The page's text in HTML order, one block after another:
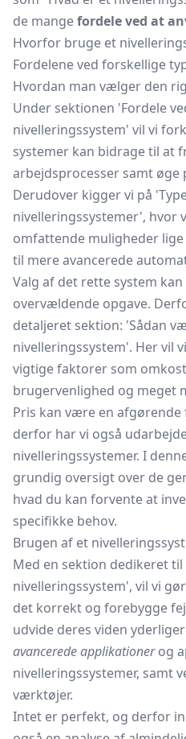
de mangefordele ved at
Hvorfor bruge et
Fordelene ved forskellige
Hvordan man vælger den
Under sektionen 'Fordele
nivelleringssystem' vil vi
systemer kan bidrage til at
arbejdsprocesser samt
Derudover kigger vi på
nivelleringssystemer', hvor
omfattende muligheder
til mere avancerede
Valg af det rette system
overvældende opgave.
detaljeret sektion: 'Sådan
nivelleringssystem'. Her vil
vigtige faktorer som
brugervenlighed og meget
Pris kan være en
derfor har vi også
nivelleringssystemer. I
grundig oversigt over de
hvad du kan forvente at
specifikke behov.
Brugen af et
Med en sektion dedikeret
nivelleringssystem', vil vi
det korrekt og forebygge
udvide deres viden
avancerede applikationerog
nivelleringssystemer, samt
værktøjer.
Intet er perfekt, og derfor